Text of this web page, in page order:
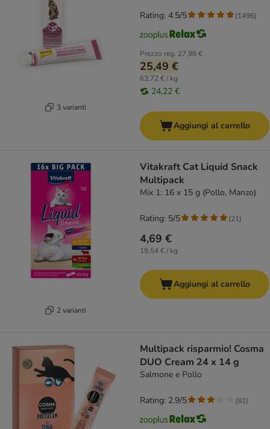
3 varianti
Prezzo reg. 27,98 €
25,49 €
63,72 € / kg
24,22 €
Rating: 4.5/5 (1496)
Aggiungi al carrello
2 varianti
Vitakraft Cat Liquid Snack
Multipack
Mix 1: 16 x 15 g (Pollo, Manzo)
4,69 €
19,54 € / kg
Rating: 5/5 (21)
Aggiungi al carrello
Multipack risparmio! Cosma
DUO Cream 24 x 14 g
Salmone e Pollo
Rating: 2.9/5 (81)